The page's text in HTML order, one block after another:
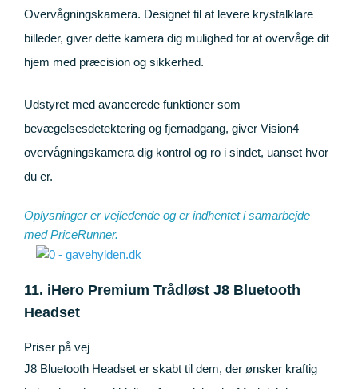
Overvågningskamera. Designet til at levere krystalklare
billeder, giver dette kamera dig mulighed for at overvåge dit
hjem med præcision og sikkerhed.
Udstyret med avancerede funktioner som
bevægelsesdetektering og fjernadgang, giver Vision4
overvågningskamera dig kontrol og ro i sindet, uanset hvor
du er.
Oplysninger er vejledende og er indhentet i samarbejde
medPriceRunner.
11. iHero Premium Trådløst J8 Bluetooth
Headset
Priser på vej
J8 Bluetooth Headset er skabt til dem, der ønsker kraftig